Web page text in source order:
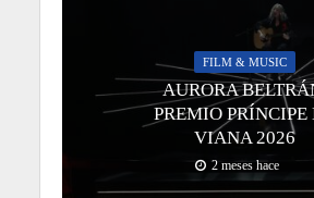
FILM & MUSIC
AURORA
PREMIO PRÍNCIPE
VIANA 2026
2 meses hace